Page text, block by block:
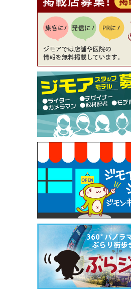
【ジモア読者特典1】料
降（創作イタリアン Pia
[有効期限]2026年9月30日
【ジモア限定②】初回割
00円⇒1,100円（メンズ専
ckle（ミックル））
[有効期限]2026年9月30日
【ジモア限定特典①】ま
50円（Premiere（プルミ
[有効期限]2026年9月30日
焼き餃子 一皿サービス（
早稲田店）
[有効期限]2026年9月30日